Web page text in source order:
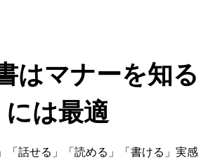
はマナーを知る
には最適
「話せる」「読める」「書ける」実感